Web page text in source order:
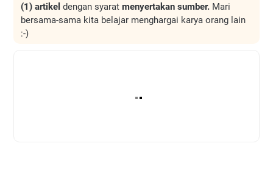
(1) artikel dengan syarat menyertakan sumber. Mari
bersama-sama kita belajar menghargai karya orang lain
:-)